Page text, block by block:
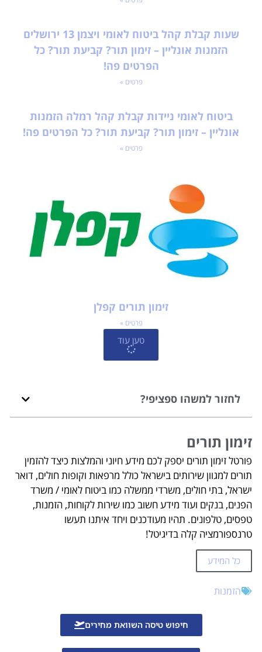
שעות קבלת קהל ביטוח לאומי ויצמן 13 ירושלים
הזמנות אונליין – זימון תור? קביעת תור? כל
הפרטים פה!
פרטים »
ביטוח לאומי ניידות קבלת קהל רמלה הזמנות
אונליין – זימון תור? קביעת תור? כל הפרטים פה!
פרטים »
זימון תורים קפלן
פרטים »
טען עוד
לחזור למשהו ספציפי?
זימון תורים
פורטל זימון תורים יספק לכם מידע חיוני והמלצות כיצד להזמין
תורים למגוון שירותים בישראל כולל מרפאות וקופות חולים, דואר
ישראל, בתי חולים, משרדי ממשלה כמו ביטוח לאומי / משרד
הפנים, בנקים ועוד מידע חשוב כמו שירות לקוחות, הזמנות,
טפסים, טלפונים. תהיו מעודכנים ויחד איתנו תעשו
טרנספורמציה קלה בדיגיטל!
כל המידע
הזמנות
חיפוש טיסה השוואת מחירים